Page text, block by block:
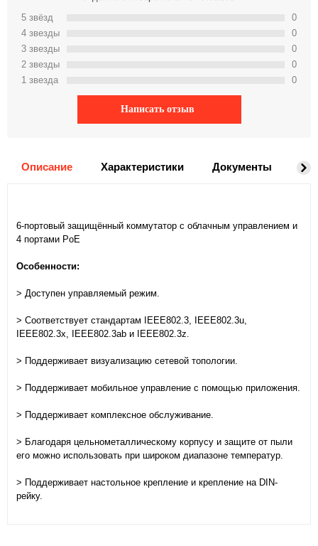
5 звёзд
4 звeзды
3 звeзды
2 звeзды
1 звeзда
0
0
0
0
0
Написать отзыв
Описание Характеристики Документы
6-портовый защищённый коммутатор с облачным управлением и
4 портами PoE
Особенности:
> Доступен управляемый режим.
> Соответствует стандартам IEEE802.3, IEEE802.3u,
IEEE802.3x, IEEE802.3ab и IEEE802.3z.
> Поддерживает визуализацию сетевой топологии.
> Поддерживает мобильное управление с помощью приложения.
> Поддерживает комплексное обслуживание.
> Благодаря цельнометаллическому корпусу и защите от пыли
его можно использовать при широком диапазоне температур.
> Поддерживает настольное крепление и крепление на DIN-
рейку.